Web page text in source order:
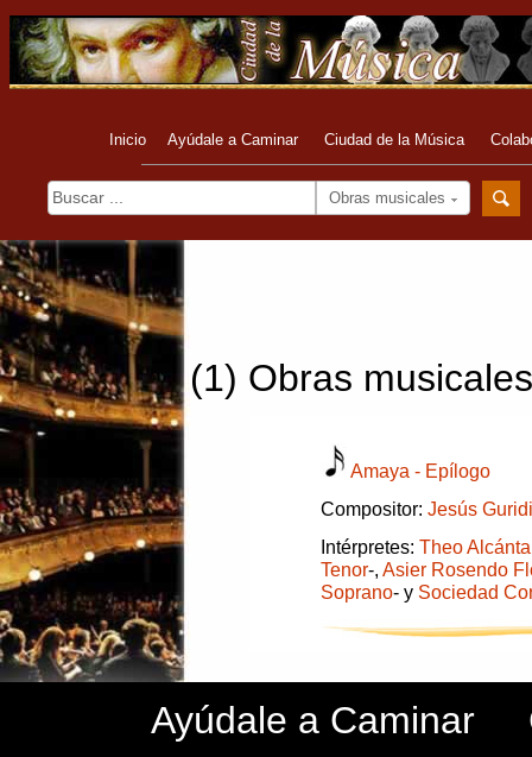
Inicio Ayúdale a Caminar Ciudad de la Música
Obras musicales
(1) Obras
Amaya - Epílogo
Compositor: Jesús Guridi
Intérpretes: Theo
Tenor-, Asier Rosendo
Soprano- y Sociedad
Ayúdale a Caminar